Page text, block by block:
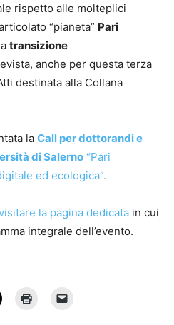
rispetto alle molteplici
“pianeta” Pari
transizione
anche per questa terza
destinata alla Collana
la Call per dottorandi e
di Salerno “Pari
ed ecologica”.
la pagina dedicata in cui
integrale dell’evento.